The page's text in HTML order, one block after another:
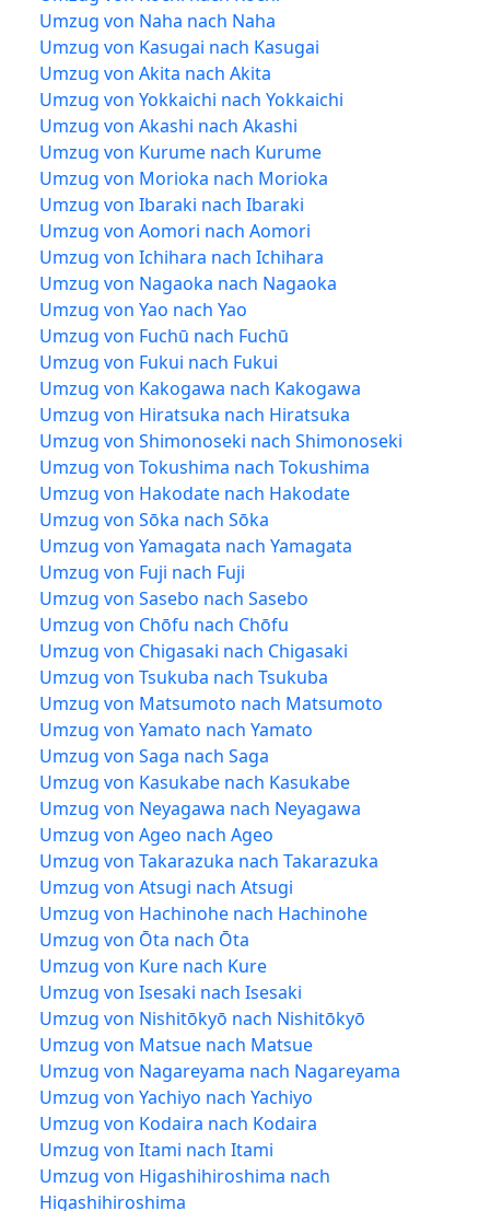
Umzug von Naha nach Naha
Umzug von Kasugai nach Kasugai
Umzug von Akita nach Akita
Umzug von Yokkaichi nach Yokkaichi
Umzug von Akashi nach Akashi
Umzug von Kurume nach Kurume
Umzug von Morioka nach Morioka
Umzug von Ibaraki nach Ibaraki
Umzug von Aomori nach Aomori
Umzug von Ichihara nach Ichihara
Umzug von Nagaoka nach Nagaoka
Umzug von Yao nach Yao
Umzug von Fuchū nach Fuchū
Umzug von Fukui nach Fukui
Umzug von Kakogawa nach Kakogawa
Umzug von Hiratsuka nach Hiratsuka
Umzug von Shimonoseki nach Shimonoseki
Umzug von Tokushima nach Tokushima
Umzug von Hakodate nach Hakodate
Umzug von Sōka nach Sōka
Umzug von Yamagata nach Yamagata
Umzug von Fuji nach Fuji
Umzug von Sasebo nach Sasebo
Umzug von Chōfu nach Chōfu
Umzug von Chigasaki nach Chigasaki
Umzug von Tsukuba nach Tsukuba
Umzug von Matsumoto nach Matsumoto
Umzug von Yamato nach Yamato
Umzug von Saga nach Saga
Umzug von Kasukabe nach Kasukabe
Umzug von Neyagawa nach Neyagawa
Umzug von Ageo nach Ageo
Umzug von Takarazuka nach Takarazuka
Umzug von Atsugi nach Atsugi
Umzug von Hachinohe nach Hachinohe
Umzug von Ōta nach Ōta
Umzug von Kure nach Kure
Umzug von Isesaki nach Isesaki
Umzug von Nishitōkyō nach Nishitōkyō
Umzug von Matsue nach Matsue
Umzug von Nagareyama nach Nagareyama
Umzug von Yachiyo nach Yachiyo
Umzug von Kodaira nach Kodaira
Umzug von Itami nach Itami
Umzug von Higashihiroshima nach
Higashihiroshima